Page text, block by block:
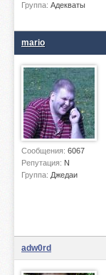
Группа: Адекваты
mario
Сообщения: 6067
Репутация: N
Группа: Джедаи
adw0rd